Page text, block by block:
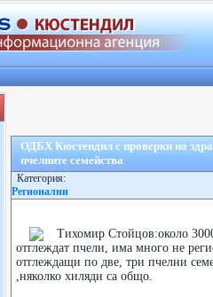
ОДБХ Кюстендил с проверки на
пчелните семейства
Категория:
Регионални
Тихомир Стойцов:около
отглеждат пчели, има много не
отглеждащи по две, три пчелни
,няколко хиляди са общо.